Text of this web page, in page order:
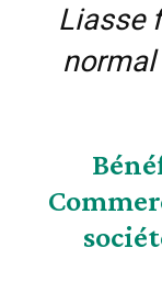
Liasse
normal